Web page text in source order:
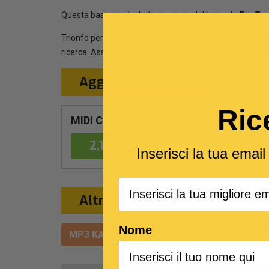
Questa base musicale è una cover del branoIo Fra
Trionfo per questa vivace canzone pop piena di
ricerca. Assoluta armonia tra timbri elettronici e
Aggiungi al Carrello
MIDI Con testo
2,19 €
Altri formati
MP3 KARAOKE
Inserisci la tua
Nome